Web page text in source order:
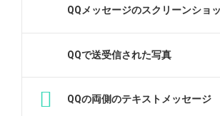
QQメッセージのスクリーンショ
QQで送受信された写真
QQの両側のテキストメッセージ